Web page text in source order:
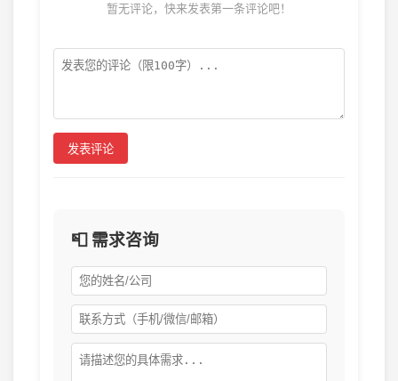
暂无评论，快来发表第一条评论吧！
发表评论
📮 需求咨询